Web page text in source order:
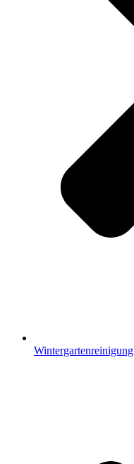
Wintergartenreinigung